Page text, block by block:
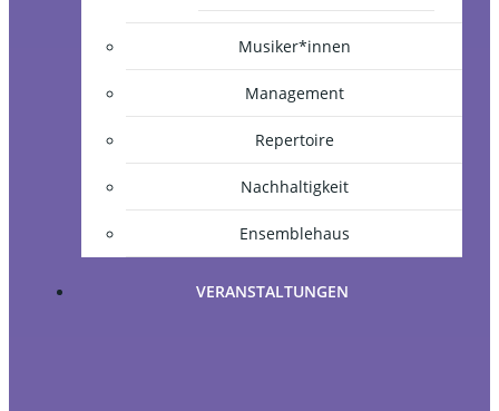
Musiker*innen
Management
Repertoire
Nachhaltigkeit
Ensemblehaus
VERANSTALTUNGEN